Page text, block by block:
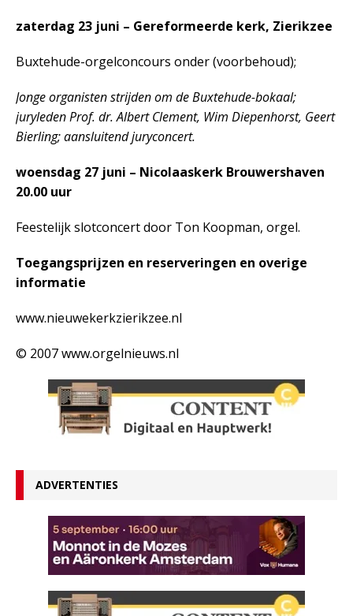
zaterdag 23 juni – Gereformeerde kerk, Zierikzee
Buxtehude-orgelconcours onder (voorbehoud);
Jonge organisten strijden om de Buxtehude-bokaal;
juryleden Prof. dr. Albert Clement, Wim Diepenhorst, Geert
Bierling; aansluitend juryconcert.
woensdag 27 juni – Nicolaaskerk Brouwershaven
20.00 uur
Feestelijk slotconcert door Ton Koopman, orgel.
Toegangsprijzen en reserveringen en overige
informatie
www.nieuwekerkzierikzee.nl
© 2007 www.orgelnieuws.nl
ADVERTENTIES